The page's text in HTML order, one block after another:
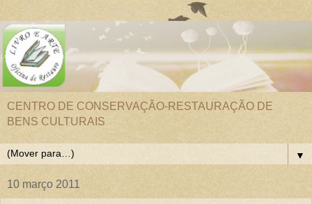
CENTRO DE CONSERVAÇÃO-RESTAURAÇÃO DE
BENS CULTURAIS
▼
10 março 2011